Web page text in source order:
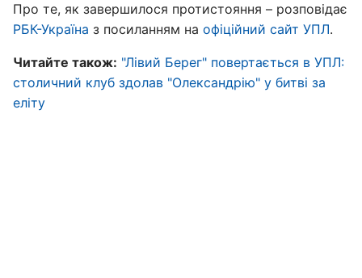
Про те, як завершилося протистояння – розповідає
РБК-Україна з посиланням на офіційний сайт УПЛ.
Читайте також: "Лівий Берег" повертається в УПЛ:
столичний клуб здолав "Олександрію" у битві за
еліту